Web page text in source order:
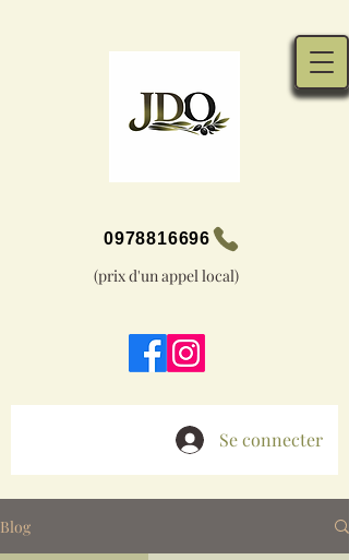
0978816696
(prix d'un appel local)
Se connecter
Blog